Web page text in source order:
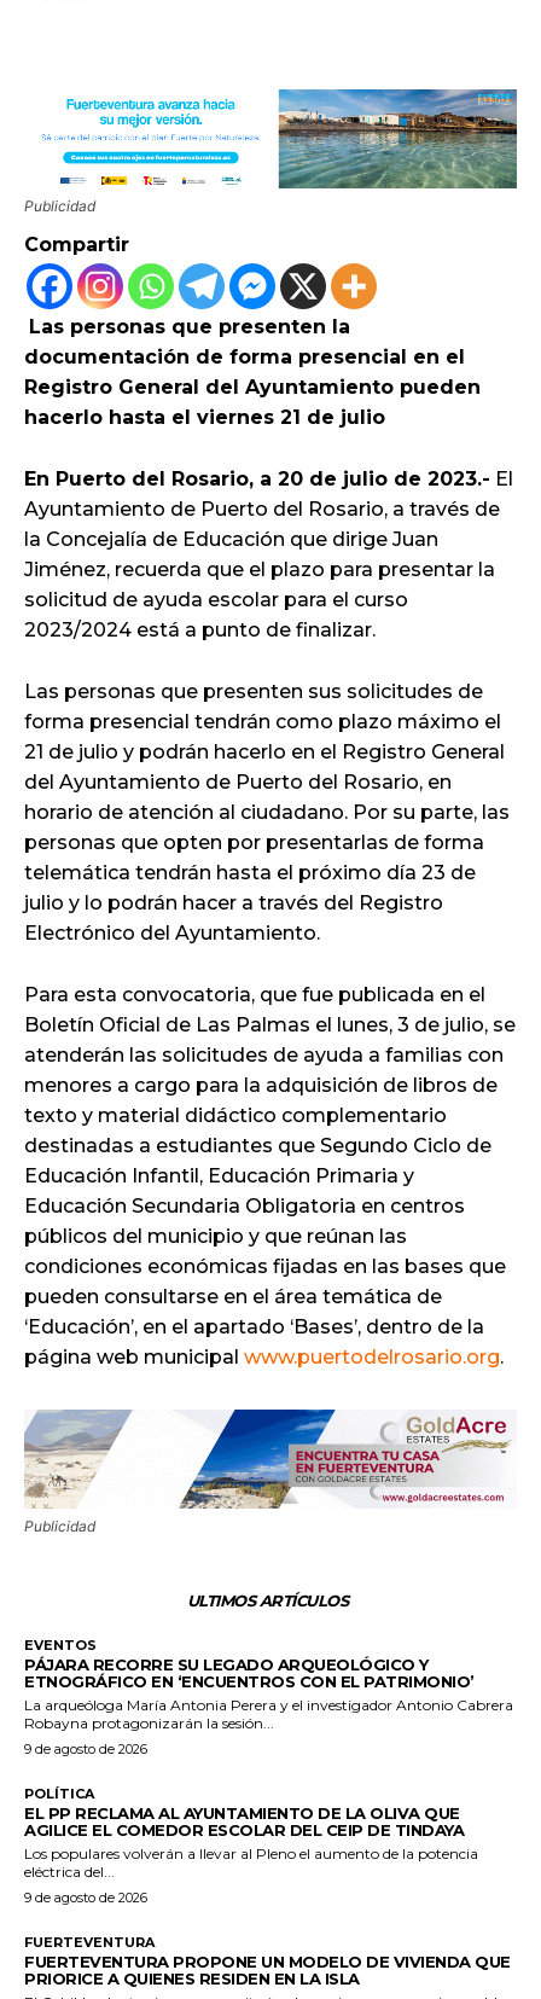
Publicidad
Compartir
Las personas que presenten la
documentación de forma presencial en el
Registro General del Ayuntamiento pueden
hacerlo hasta el viernes 21 de julio
En Puerto del Rosario, a 20 de julio de 2023.- El
Ayuntamiento de Puerto del Rosario, a través de
la Concejalía de Educación que dirige Juan
Jiménez, recuerda que el plazo para presentar la
solicitud de ayuda escolar para el curso
2023/2024 está a punto de finalizar.
Las personas que presenten sus solicitudes de
forma presencial tendrán como plazo máximo el
21 de julio y podrán hacerlo en el Registro General
del Ayuntamiento de Puerto del Rosario, en
horario de atención al ciudadano. Por su parte, las
personas que opten por presentarlas de forma
telemática tendrán hasta el próximo día 23 de
julio y lo podrán hacer a través del Registro
Electrónico del Ayuntamiento.
Para esta convocatoria, que fue publicada en el
Boletín Oficial de Las Palmas el lunes, 3 de julio, se
atenderán las solicitudes de ayuda a familias con
menores a cargo para la adquisición de libros de
texto y material didáctico complementario
destinadas a estudiantes que Segundo Ciclo de
Educación Infantil, Educación Primaria y
Educación Secundaria Obligatoria en centros
públicos del municipio y que reúnan las
condiciones económicas fijadas en las bases que
pueden consultarse en el área temática de
‘Educación’, en el apartado ‘Bases’, dentro de la
página web municipal www.puertodelrosario.org.
Publicidad
ULTIMOS ARTÍCULOS
EVENTOS
PÁJARA RECORRE SU LEGADO ARQUEOLÓGICO Y
ETNOGRÁFICO EN ‘ENCUENTROS CON EL PATRIMONIO’
La arqueóloga María Antonia Perera y el investigador Antonio Cabrera
Robayna protagonizarán la sesión...
9 de agosto de 2026
POLÍTICA
EL PP RECLAMA AL AYUNTAMIENTO DE LA OLIVA QUE
AGILICE EL COMEDOR ESCOLAR DEL CEIP DE TINDAYA
Los populares volverán a llevar al Pleno el aumento de la potencia
eléctrica del...
9 de agosto de 2026
FUERTEVENTURA
FUERTEVENTURA PROPONE UN MODELO DE VIVIENDA QUE
PRIORICE A QUIENES RESIDEN EN LA ISLA